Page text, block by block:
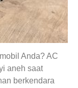
Anda? AC
aneh saat
berkendara